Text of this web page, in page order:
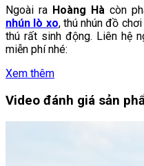
Ngoài ra Hoàng Hà còn
nhún lò xo, thú nhún đồ
thú rất sinh động. Liên hệ
miễn phí nhé:
Xem thêm
Video đánh giá sản